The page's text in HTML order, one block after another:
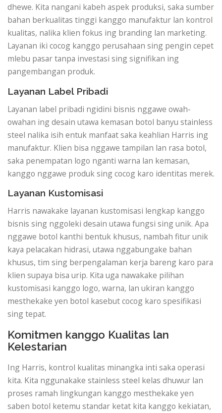
dhewe. Kita nangani kabeh aspek produksi, saka sumber
bahan berkualitas tinggi kanggo manufaktur lan kontrol
kualitas, nalika klien fokus ing branding lan marketing.
Layanan iki cocog kanggo perusahaan sing pengin cepet
mlebu pasar tanpa investasi sing signifikan ing
pangembangan produk.
Layanan Label Pribadi
Layanan label pribadi ngidini bisnis nggawe owah-
owahan ing desain utawa kemasan botol banyu stainless
steel nalika isih entuk manfaat saka keahlian Harris ing
manufaktur. Klien bisa nggawe tampilan lan rasa botol,
saka penempatan logo nganti warna lan kemasan,
kanggo nggawe produk sing cocog karo identitas merek.
Layanan Kustomisasi
Harris nawakake layanan kustomisasi lengkap kanggo
bisnis sing nggoleki desain utawa fungsi sing unik. Apa
nggawe botol kanthi bentuk khusus, nambah fitur unik
kaya pelacakan hidrasi, utawa nggabungake bahan
khusus, tim sing berpengalaman kerja bareng karo para
klien supaya bisa urip. Kita uga nawakake pilihan
kustomisasi kanggo logo, warna, lan ukiran kanggo
mesthekake yen botol kasebut cocog karo spesifikasi
sing tepat.
Komitmen kanggo Kualitas lan
Kelestarian
Ing Harris, kontrol kualitas minangka inti saka operasi
kita. Kita nggunakake stainless steel kelas dhuwur lan
proses ramah lingkungan kanggo mesthekake yen
saben botol ketemu standar ketat kita kanggo kekiatan,